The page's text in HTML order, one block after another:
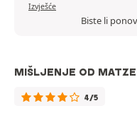
Izvješće
Biste li
MIŠLJENJE OD MATZE
4/5